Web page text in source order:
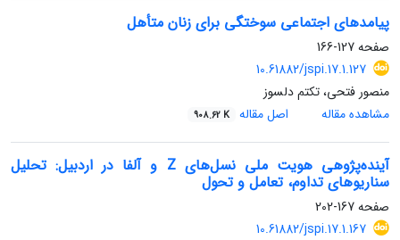
پیامدهای اجتماعی سوختگی برای زنان متأهل
صفحه127-166
10.61882/jspi.17.1.127
منصور فتحی، تکتم دلسوز
مشاهده مقاله
اصل مقاله 908.62 K
آینده‌پژوهی هویت ملی نسل‌های Z و آلفا در اردبیل: تحلیل
سناریوهای تداوم، تعامل و تحول
صفحه167-202
10.61882/jspi.17.1.167